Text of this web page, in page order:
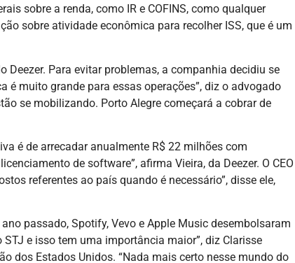
sobre a renda, como IR e COFINS, como qualquer
sobre atividade econômica para recolher ISS, que é um
Deezer. Para evitar problemas, a companhia decidiu se
é muito grande para essas operações”, diz o advogado
se mobilizando. Porto Alegre começará a cobrar de
é de arrecadar anualmente R$ 22 milhões com
de software”, afirma Vieira, da Deezer. O CEO
referentes ao país quando é necessário”, disse ele,
passado, Spotify, Vevo e Apple Music desembolsaram
e isso tem uma importância maior”, diz Clarisse
dos Estados Unidos. “Nada mais certo nesse mundo do